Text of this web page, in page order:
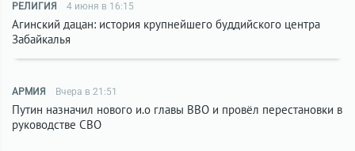
РЕЛИГИЯ 4 июня в 16:15
Агинский дацан: история крупнейшего буддийского центра
Забайкалья
АРМИЯ Вчера в 21:51
Путин назначил нового и.о главы ВВО и провёл перестановки в
руководстве СВО